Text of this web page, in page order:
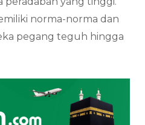
norma-norma dan
pegang teguh hingga